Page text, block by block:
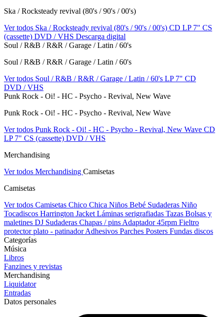
Ska / Rocksteady revival (80's / 90's / 00's)
Ver todos Ska / Rocksteady revival (80's / 90's / 00's) CD LP 7" CS
(cassette) DVD / VHS Descarga digital
Soul / R&B / R&R / Garage / Latin / 60's
Soul / R&B / R&R / Garage / Latin / 60's
Ver todos Soul / R&B / R&R / Garage / Latin / 60's LP 7" CD
DVD / VHS
Punk Rock - Oi! - HC - Psycho - Revival, New Wave
Punk Rock - Oi! - HC - Psycho - Revival, New Wave
Ver todos Punk Rock - Oi! - HC - Psycho - Revival, New Wave CD
LP 7" CS (cassette) DVD / VHS
Merchandising
Ver todos Merchandising Camisetas
Camisetas
Ver todos Camisetas Chico Chica Niños Bebé Sudaderas Niño
Tocadiscos Harrington Jacket Láminas serigrafiadas Tazas Bolsas y
maletines DJ Sudaderas Chapas / pins Adaptador 45rpm Fieltro
protector plato - patinadorAdhesivos Parches Posters Fundas discos
Categorías
Música
Libros
Fanzines y revistas
Merchandising
Liquidator
Entradas
Datos personales